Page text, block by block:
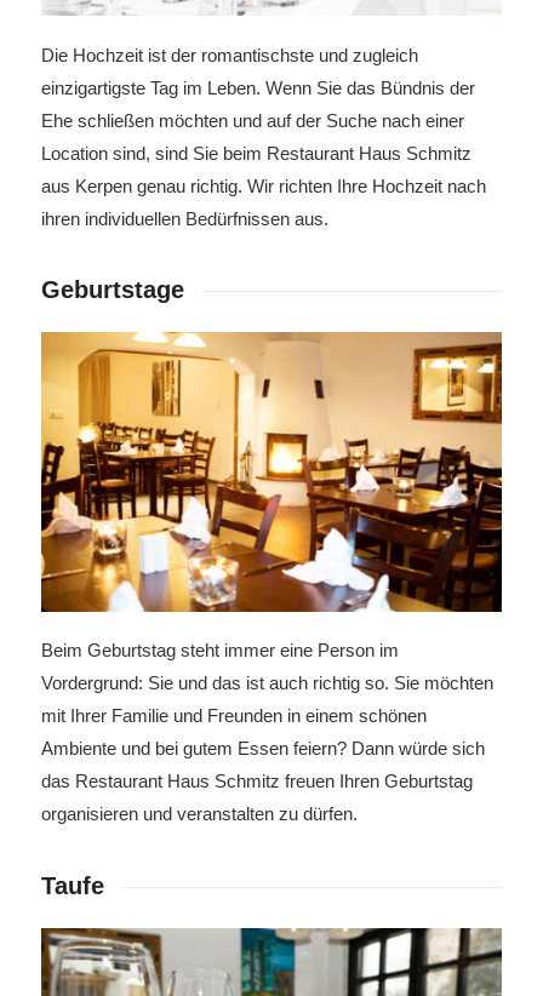
Die Hochzeit ist der romantischste und zugleich
einzigartigste Tag im Leben. Wenn Sie das Bündnis der
Ehe schließen möchten und auf der Suche nach einer
Location sind, sind Sie beim Restaurant Haus Schmitz
aus Kerpen genau richtig. Wir richten Ihre Hochzeit nach
ihren individuellen Bedürfnissen aus.
Geburtstage
Beim Geburtstag steht immer eine Person im
Vordergrund: Sie und das ist auch richtig so. Sie möchten
mit Ihrer Familie und Freunden in einem schönen
Ambiente und bei gutem Essen feiern? Dann würde sich
das Restaurant Haus Schmitz freuen Ihren Geburtstag
organisieren und veranstalten zu dürfen.
Taufe